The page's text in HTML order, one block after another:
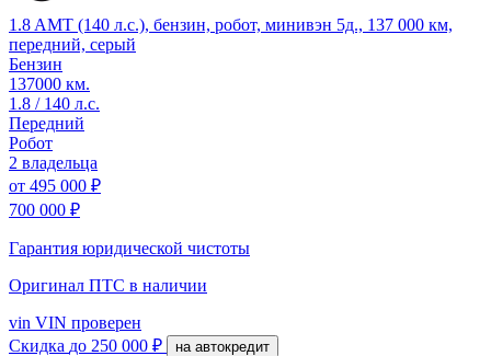
1.8 AMT (140 л.с.), бензин, робот, минивэн 5д., 137 000 км,
передний, серый
Бензин
137000 км.
1.8 / 140 л.с.
Передний
Робот
2 владельца
от 495 000 ₽
700 000 ₽
Гарантия юридической чистоты
Оригинал ПТС в наличии
vin VIN проверен
Скидка до 250 000 ₽ на автокредит